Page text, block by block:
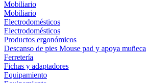
Mobiliario
Mobiliario
Electrodomésticos
Electrodomésticos
Productos ergonómicos
Descanso de pies Mouse pad y apoya muñeca
Ferretería
Fichas y adaptadores
Equipamiento